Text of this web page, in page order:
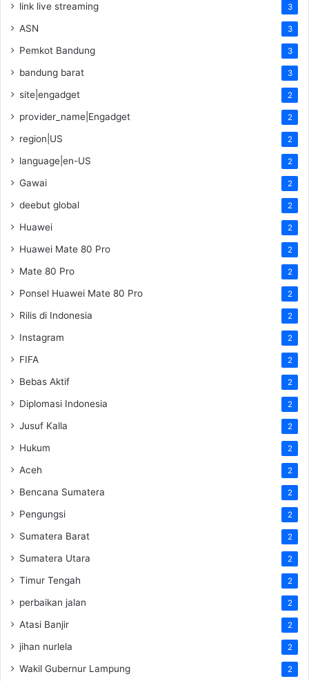
link live streaming 3
ASN 3
Pemkot Bandung 3
bandung barat 3
site|engadget 2
provider_name|Engadget 2
region|US 2
language|en-US 2
Gawai 2
deebut global 2
Huawei 2
Huawei Mate 80 Pro 2
Mate 80 Pro 2
Ponsel Huawei Mate 80 Pro 2
Rilis di Indonesia 2
Instagram 2
FIFA 2
Bebas Aktif 2
Diplomasi Indonesia 2
Jusuf Kalla 2
Hukum 2
Aceh 2
Bencana Sumatera 2
Pengungsi 2
Sumatera Barat 2
Sumatera Utara 2
Timur Tengah 2
perbaikan jalan 2
Atasi Banjir 2
jihan nurlela 2
Wakil Gubernur Lampung 2